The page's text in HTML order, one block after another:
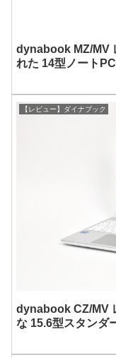
dynabook MZ/MV
れた 14型ノートPC
【レビュー】ダイナブック
dynabook CZ/MV
な 15.6型スタンダ